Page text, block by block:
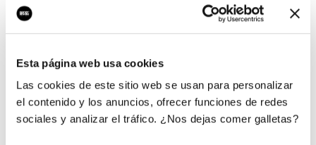
Esta página web usa cookies
Las cookies de este sitio web se usan para personalizar
el contenido y los anuncios, ofrecer funciones de redes
sociales y analizar el tráfico. ¿Nos dejas comer galletas?
Centro. Te entregamos un diagnóstico con lo que
cuesta cada lead hoy y a cuánto debería estar.
02
Estrategia geolocalizada por barrio